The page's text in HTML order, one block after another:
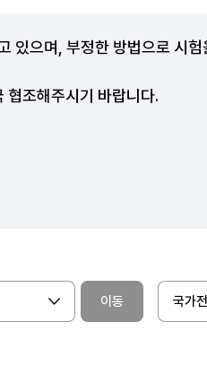
있으며, 부정한 방법으로 시험
협조해주시기 바랍니다.
이동 국가